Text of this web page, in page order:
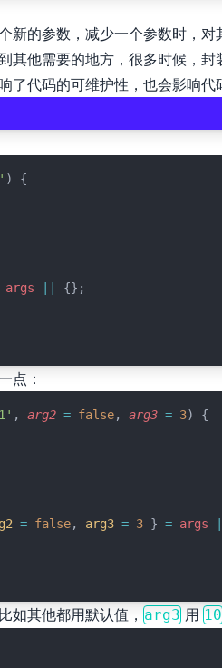
新的参数，减少一个参数时，
其他需要的地方，很多时候，
了代码的可维护性，也会影响
) {
args
{};
点：
, arg2 = false, arg3 = 3) {
= false, arg3 = 3 } = args
如其他都用默认值， arg3用 10